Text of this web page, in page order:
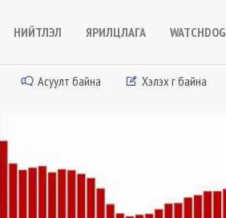
НИЙТЛЭЛ ЯРИЛЦЛАГА WATCHDOG
Асуулт байна Хэлэх үг байна